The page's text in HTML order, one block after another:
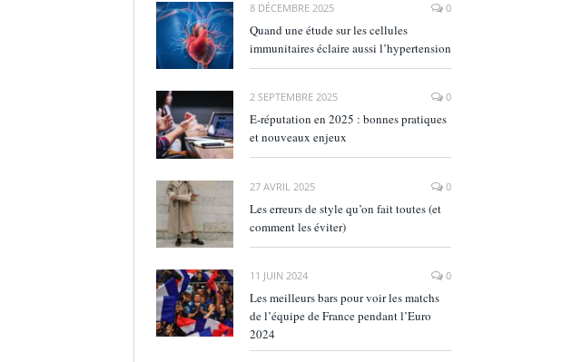
8 DÉCEMBRE 2025 0
Quand une étude sur les cellules
immunitaires éclaire aussi l’hypertension
2 SEPTEMBRE 2025 0
E‑réputation en 2025 : bonnes pratiques
et nouveaux enjeux
27 AVRIL 2025 0
Les erreurs de style qu’on fait toutes (et
comment les éviter)
11 JUIN 2024 0
Les meilleurs bars pour voir les matchs
de l’équipe de France pendant l’Euro
2024